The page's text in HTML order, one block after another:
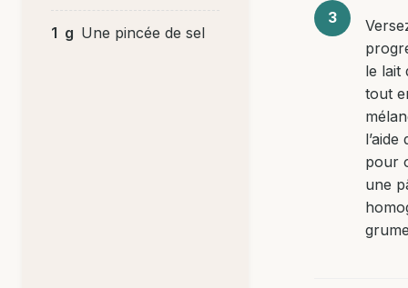
1 g Une pincée de sel
le lait
tout
l’aide
pour
une